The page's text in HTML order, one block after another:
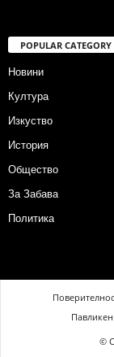
POPULAR CATEGORY
Новини
Култура
Изкуство
История
Общество
За Забава
Политика
©